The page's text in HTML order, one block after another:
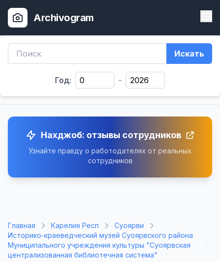
Archivogram
Искать
Год: -
Нахджоб: отзывы сотрудников
Узнайте правду о работодателях от реальных
сотрудников
Главная Карелия Респ
Суоярви
Историко-краеведческий музей Суоярвского района
Муниципального учреждения культуры "Суоярвская
централизованная библиотечная система"